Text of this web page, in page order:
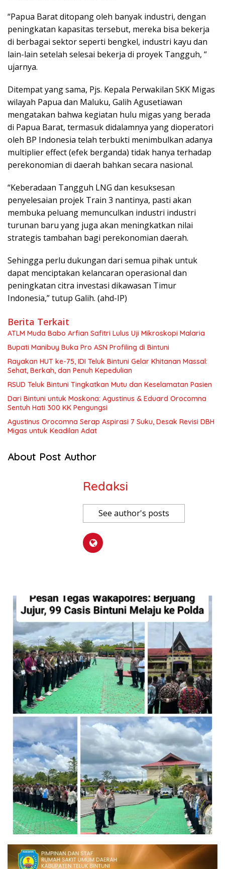
“Papua Barat ditopang oleh banyak industri, dengan
peningkatan kapasitas tersebut, mereka bisa bekerja
di berbagai sektor seperti bengkel, industri kayu dan
lain-lain setelah selesai bekerja di proyek Tangguh, “
ujarnya.
Ditempat yang sama, Pjs. Kepala Perwakilan SKK Migas
wilayah Papua dan Maluku, Galih Agusetiawan
mengatakan bahwa kegiatan hulu migas yang berada
di Papua Barat, termasuk didalamnya yang dioperatori
oleh BP Indonesia telah terbukti menimbulkan adanya
multiplier effect (efek berganda) tidak hanya terhadap
perekonomian di daerah bahkan secara nasional.
“Keberadaan Tangguh LNG dan kesuksesan
penyelesaian projek Train 3 nantinya, pasti akan
membuka peluang memunculkan industri industri
turunan baru yang juga akan meningkatkan nilai
strategis tambahan bagi perekonomian daerah.
Sehingga perlu dukungan dari semua pihak untuk
dapat menciptakan kelancaran operasional dan
peningkatan citra investasi dikawasan Timur
Indonesia,” tutup Galih. (ahd-IP)
Berita Terkait
ATLM Muda Babo Arfian Safitri Lulus Uji Mikroskopi Malaria
Bupati Manibuy Buka Pro ASN Profiling di Bintuni
Rayakan HUT ke-75, IDI Teluk Bintuni Gelar Khitanan Massal:
Sehat, Berkah, dan Penuh Kepedulian
RSUD Teluk Bintuni Tingkatkan Mutu dan Keselamatan Pasien
Dari Bintuni untuk Moskona: Agustinus & Eduard Orocomna
Sentuh Hati 300 KK Pengungsi
Agustinus Orocomna Serap Aspirasi 7 Suku, Desak Revisi DBH
Migas untuk Keadilan Adat
About Post Author
Redaksi
See author's posts